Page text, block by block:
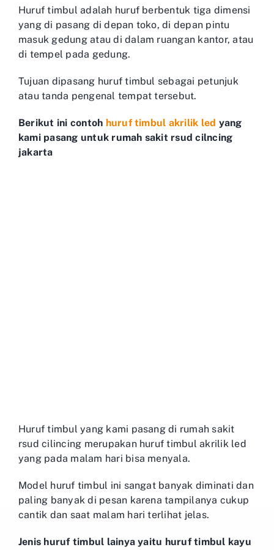
Huruf timbul adalah huruf berbentuk tiga dimensi
yang di pasang di depan toko, di depan pintu
masuk gedung atau di dalam ruangan kantor, atau
di tempel pada gedung.
Tujuan dipasang huruf timbul sebagai petunjuk
atau tanda pengenal tempat tersebut.
Berikut ini contoh huruf timbul akrilik led yang
kami pasang untuk rumah sakit rsud cilncing
jakarta
Huruf timbul yang kami pasang di rumah sakit
rsud cilincing merupakan huruf timbul akrilik led
yang pada malam hari bisa menyala.
Model huruf timbul ini sangat banyak diminati dan
paling banyak di pesan karena tampilanya cukup
cantik dan saat malam hari terlihat jelas.
Jenis huruf timbul lainya yaitu huruf timbul kayu